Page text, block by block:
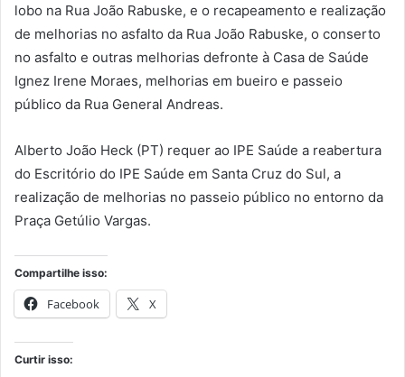
lobo na Rua João Rabuske, e o recapeamento e realização
de melhorias no asfalto da Rua João Rabuske, o conserto
no asfalto e outras melhorias defronte à Casa de Saúde
Ignez Irene Moraes, melhorias em bueiro e passeio
público da Rua General Andreas.
Alberto João Heck (PT) requer ao IPE Saúde a reabertura
do Escritório do IPE Saúde em Santa Cruz do Sul, a
realização de melhorias no passeio público no entorno da
Praça Getúlio Vargas.
Compartilhe isso:
Facebook X
Curtir isso: